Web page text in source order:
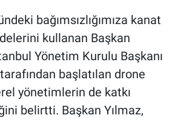
bağımsızlığımıza kanat
kullanan Başkan
Yönetim Kurulu Başkanı
başlatılan drone
yönetimlerin de katkı
belirtti. Başkan Yılmaz,